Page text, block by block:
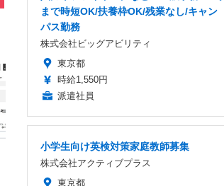
まで時短OK/扶養枠OK/残業なし/キャン
パス勤務
株式会社ビッグアビリティ
東京都
時給1,550円
派遣社員
小学生向け英検対策家庭教師募集
株式会社アクティブプラス
東京都